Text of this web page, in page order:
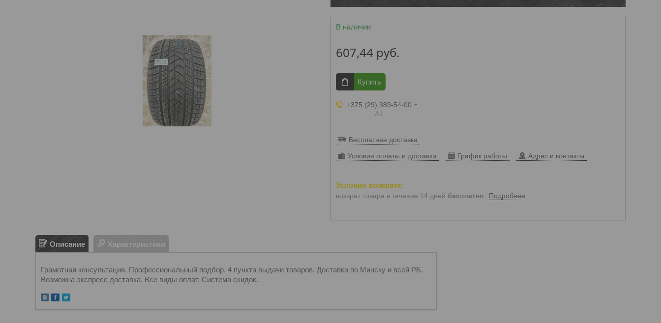
В наличии
607,44 руб.
Купить
+375 (29) 389-54-00
А1
Бесплатная доставка
Условия оплаты и доставки График работы Адрес и контакты
возврат товара в течение 14 дней бесплатно Подробнее
Описание Характеристики
Грамотная консультация. Профессиональный подбор. 4 пункта выдачи товаров. Доставка по Минску и всей РБ.
Возможна экспресс доставка. Все виды оплат. Система скидок.